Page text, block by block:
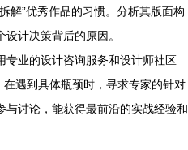
解”优秀作品的习惯。分析其版面构
计决策背后的原因。
专业的设计咨询服务和设计师社区
在遇到具体瓶颈时，寻求专家的针对
讨论，能获得最前沿的实战经验和